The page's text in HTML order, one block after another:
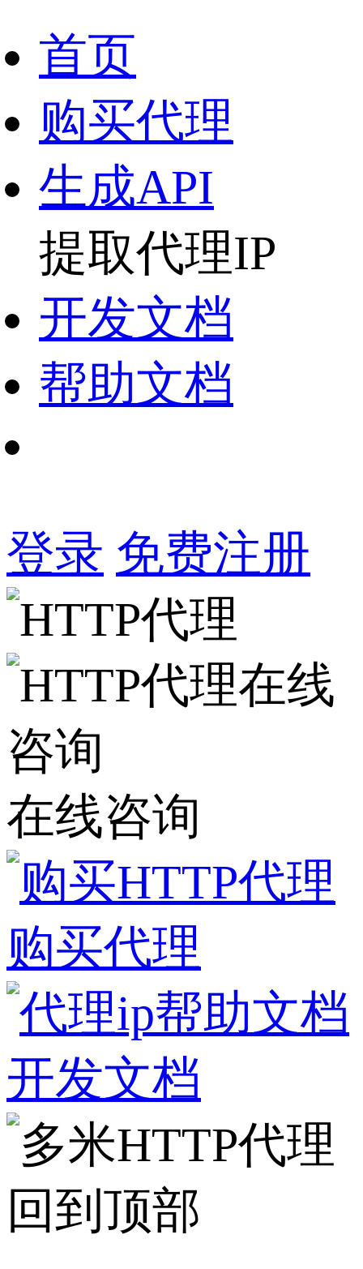
首页
购买代理
生成API
提取代理IP
开发文档
帮助文档
登录 免费注册
在线咨询
购买代理
开发文档
回到顶部